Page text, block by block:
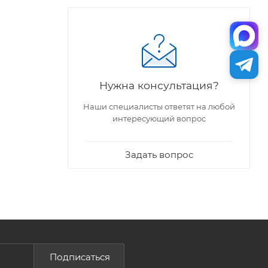
Нужна консультация?
Наши специалисты ответят на любой
интересующий вопрос
Задать вопрос
Подписаться